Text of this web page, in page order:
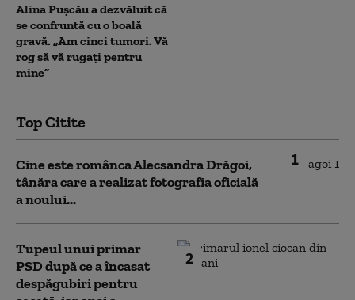
Alina Pușcău a dezvăluit că
se confruntă cu o boală
gravă. „Am cinci tumori. Vă
rog să vă rugați pentru
mine”
Top Citite
1
Cine este românca Alecsandra Drăgoi,
tânăra care a realizat fotografia oficială
a noului...
2
Tupeul unui primar
PSD după ce a încasat
despăgubiri pentru